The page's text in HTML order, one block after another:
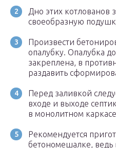
Дно этих котлованов
своеобразную
Произвести
опалубку. Опалубка
закреплена, в
раздавить
Перед заливкой
входе и выходе
в монолитном
Рекомендуется
бетономешалке, ведь